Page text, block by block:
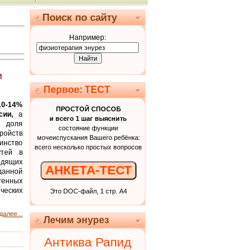
14%
а
доля
в
Поиск по сайту
Например:
Первое: ТЕСТ
ПРОСТОЙ СПОСОБ
и всего 1 шаг выяснить
состояние функции
мочеиспускания Вашего ребёнка:
всего несколько простых вопросов
АНКЕТА-ТЕСТ
Это DOC-файл, 1 стр. А4
Лечим энурез
Антиква Рапид